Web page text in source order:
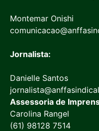
Montemar Onishi
Jornalista:
Danielle Santos
Assessoria de
Carolina Rangel
(61) 98128 7514